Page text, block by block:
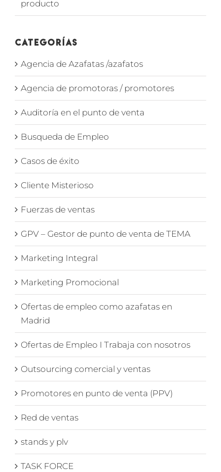
producto
Categorías
Agencia de Azafatas /azafatos
Agencia de promotoras / promotores
Auditoría en el punto de venta
Busqueda de Empleo
Casos de éxito
Cliente Misterioso
Fuerzas de ventas
GPV – Gestor de punto de venta de TEMA
Marketing Integral
Marketing Promocional
Ofertas de empleo como azafatas en
Madrid
Ofertas de Empleo I Trabaja con nosotros
Outsourcing comercial y ventas
Promotores en punto de venta (PPV)
Red de ventas
stands y plv
TASK FORCE